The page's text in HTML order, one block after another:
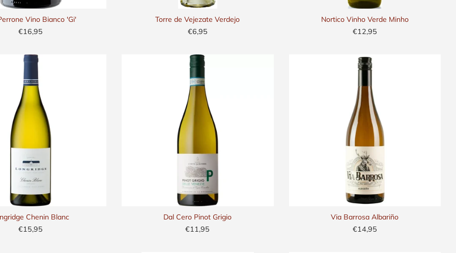
Vino Bianco 'Gi'
€16,95
Torre de Vejezate Verdejo
€6,95
Nortico Vinho Verde Minho
€12,95
Chenin Blanc
€15,95
Dal Cero Pinot Grigio
€11,95
Via Barrosa Albariño
€14,95